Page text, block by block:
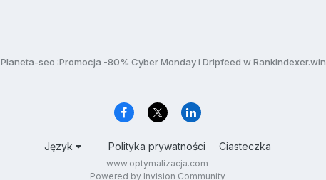
Planeta-seo :Promocja -80% Cyber Monday i Dripfeed w RankIndexer.win
Język Polityka prywatności Ciasteczka
www.optymalizacja.com
Powered by Invision Community